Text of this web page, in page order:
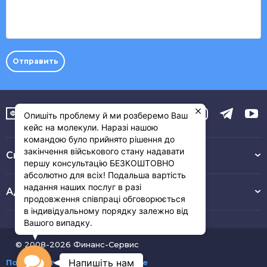
Отправить
Связь с нами :
Адрес
© 2008-2026 Финанс-Сервис
Пользовательское соглашение
Напишіть нам
Опишіть проблему й ми розберемо Ваш
кейс на молекули. Наразі нашою
командою було прийнято рішення до
закінчення військового стану надавати
першу консультацію БЕЗКОШТОВНО
абсолютно для всіх! Подальша вартість
надання наших послуг в разі
продовження співпраці обговорюється
в індивідуальному порядку залежно від
Вашого випадку.